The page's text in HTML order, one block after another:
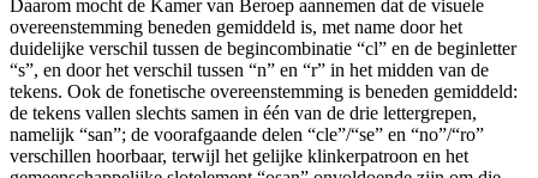
Daarom mocht de Kamer van Beroep aannemen dat de visuele
overeenstemming beneden gemiddeld is, met name door het
duidelijke verschil tussen de begincombinatie “cl” en de beginletter
“s”, en door het verschil tussen “n” en “r” in het midden van de
tekens. Ook de fonetische overeenstemming is beneden gemiddeld:
de tekens vallen slechts samen in één van de drie lettergrepen,
namelijk “san”; de voorafgaande delen “cle”/“se” en “no”/“ro”
verschillen hoorbaar, terwijl het gelijke klinkerpatroon en het